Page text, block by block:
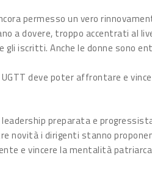
permesso un vero
a dovere, troppo accentrati al
gli iscritti. Anche le donne sono
deve poter affrontare e
preparata e
novità i dirigenti stanno
e vincere la mentalità